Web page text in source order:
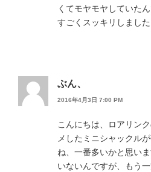
くてモヤモヤしていた
すごくスッキリしました
ぶん、
2016年4月3日 7:00 PM
こんにちは、ロアリン
メしたミニシャックル
ね、一番多いかと思い
いないんですが、もう